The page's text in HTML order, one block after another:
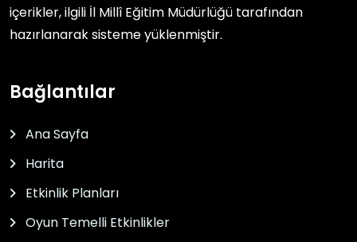
içerikler, ilgili İl Millî Eğitim Müdürlüğü tarafından
hazırlanarak sisteme yüklenmiştir.
Bağlantılar
Ana Sayfa
Harita
Etkinlik Planları
Oyun Temelli Etkinlikler